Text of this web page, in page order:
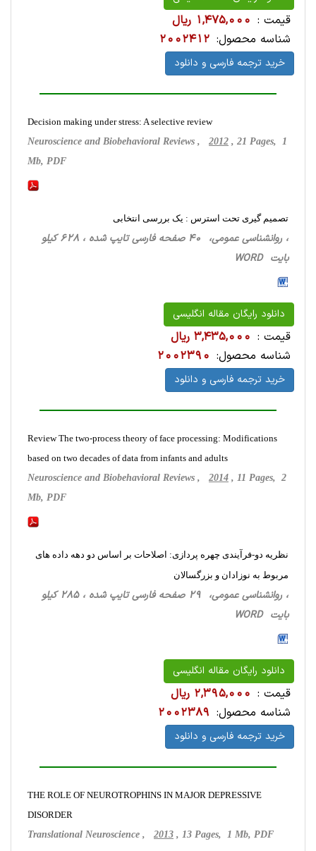
قیمت : 1,475,000 ریال
شناسه محصول: 2002412
خرید ترجمه فارسی و دانلود
Decision making under stress: A selective review
Neuroscience and Biobehavioral Reviews , 2012 , 21 Pages, 1
Mb, PDF
تصمیم گیری تحت استرس : یک بررسی انتخابی
، روانشناسی‌ عمومی، 40 صفحه فارسی تایپ شده ، 628 کیلو
بایت WORD
دانلود رایگان مقاله انگلیسی
قیمت : 3,435,000 ریال
شناسه محصول: 2002390
خرید ترجمه فارسی و دانلود
Review The two-process theory of face processing: Modifications
based on two decades of data from infants and adults
Neuroscience and Biobehavioral Reviews , 2014 , 11 Pages, 2
Mb, PDF
نظریه دو-فرآیندی چهره پردازی: اصلاحات بر اساس دو دهه داده های
مربوط به نوزادان و بزرگسالان
، روانشناسی‌ عمومی، 29 صفحه فارسی تایپ شده ، 285 کیلو
بایت WORD
دانلود رایگان مقاله انگلیسی
قیمت : 2,395,000 ریال
شناسه محصول: 2002389
خرید ترجمه فارسی و دانلود
THE ROLE OF NEUROTROPHINS IN MAJOR DEPRESSIVE
DISORDER
Translational Neuroscience , 2013 , 13 Pages, 1 Mb, PDF